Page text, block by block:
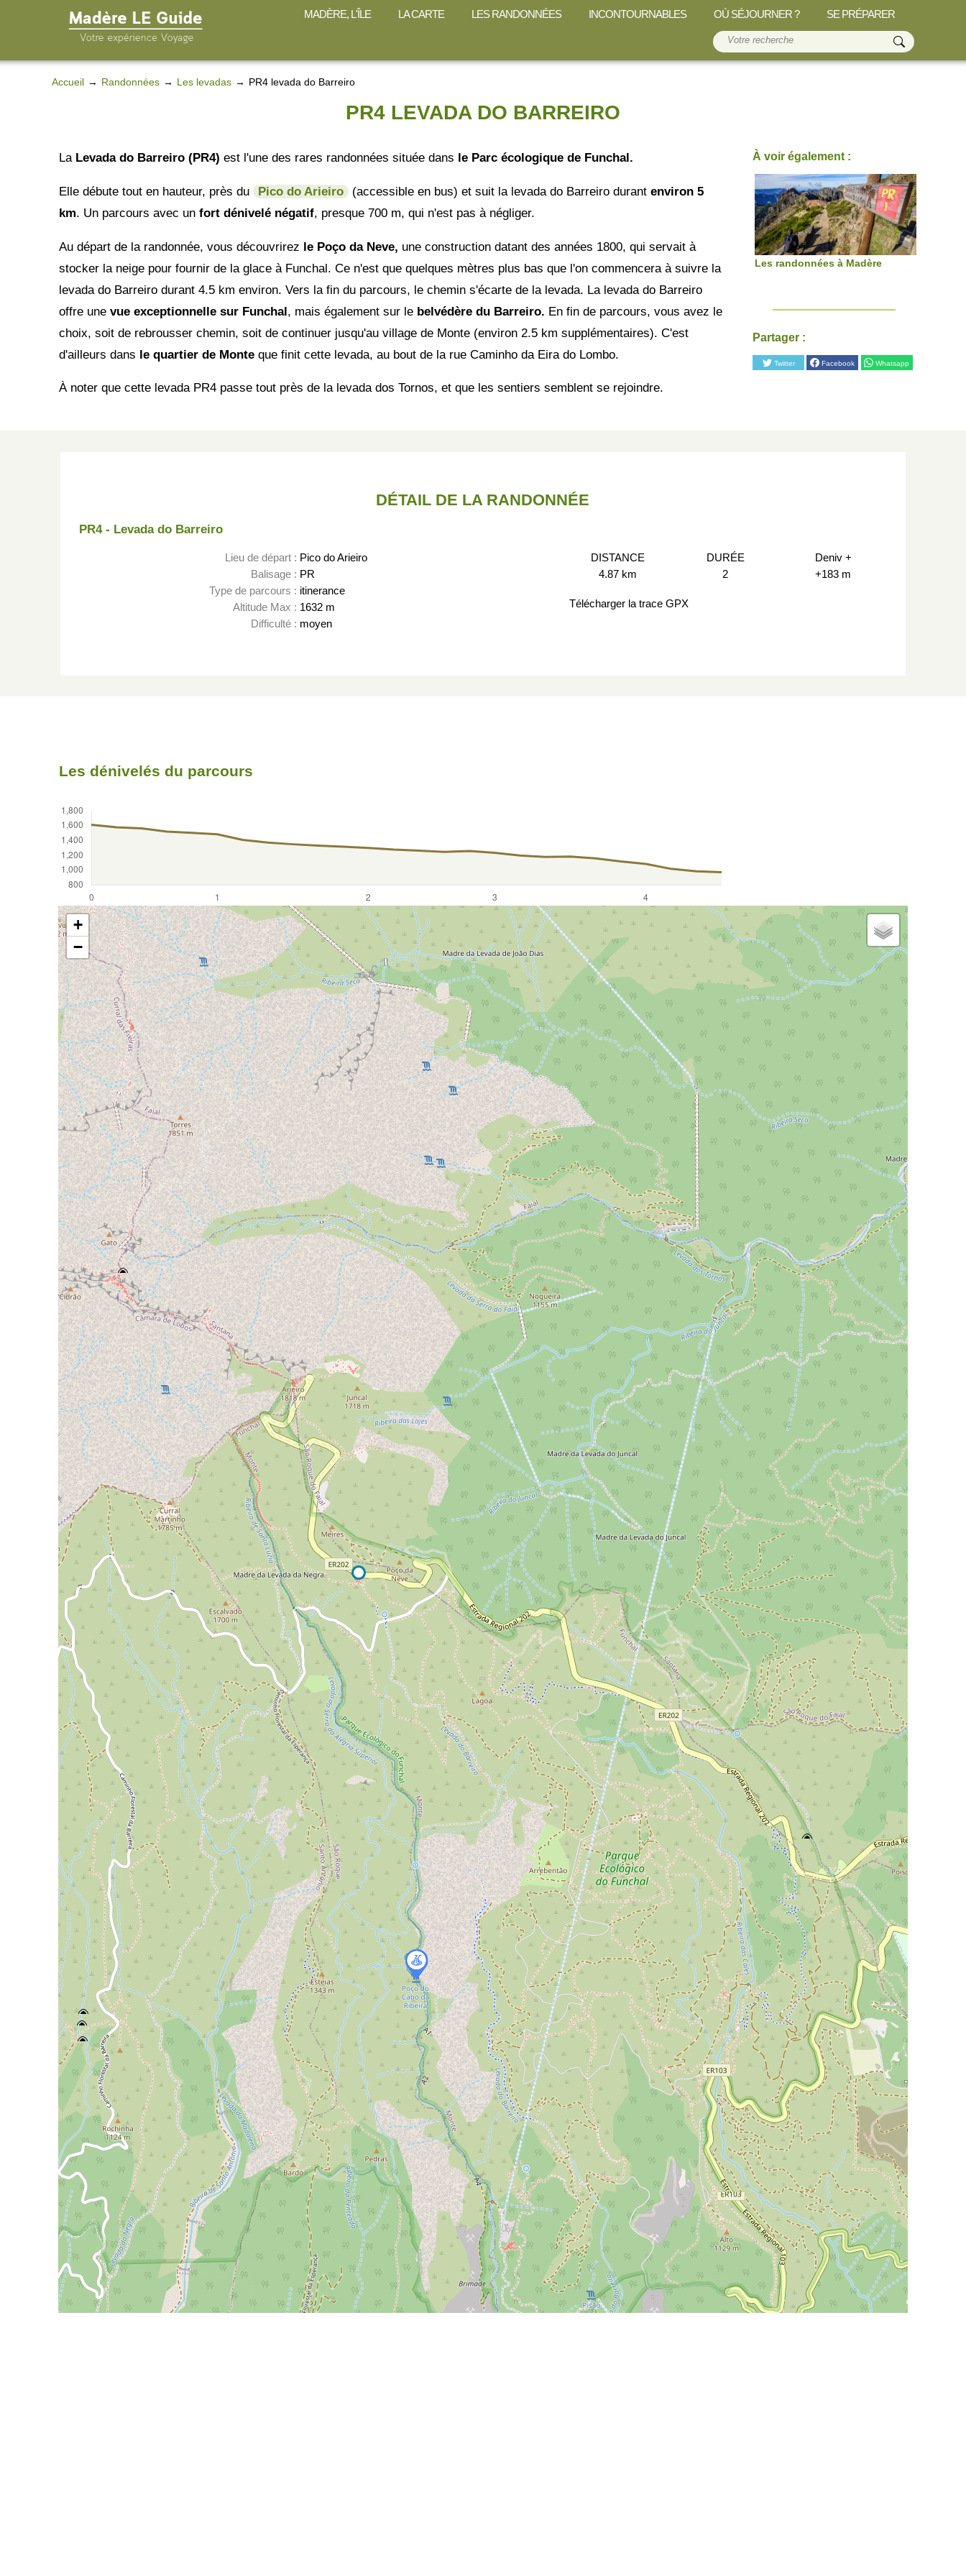
MADÈRE, L'ÎLE LA CARTE LES RANDONNÉES INCONTOURNABLES OÙ SÉJOURNER ? SE PRÉPARER
Accueil Randonnées Les levadas PR4 levada do Barreiro
PR4 LEVADA DO BARREIRO
La Levada do Barreiro (PR4) est l'une des rares randonnées située dans le Parc écologique de Funchal.
Elle débute tout en hauteur, près du Pico do Arieiro (accessible en bus) et suit la levada do Barreiro durant environ 5
km. Un parcours avec un fort dénivelé négatif, presque 700 m, qui n'est pas à négliger.
Au départ de la randonnée, vous découvrirez le Poço da Neve, une construction datant des années 1800, qui servait à
stocker la neige pour fournir de la glace à Funchal. Ce n'est que quelques mètres plus bas que l'on commencera à suivre la
levada do Barreiro durant 4.5 km environ. Vers la fin du parcours, le chemin s'écarte de la levada. La levada do Barreiro
offre une vue exceptionnelle sur Funchal, mais également sur le belvédère du Barreiro. En fin de parcours, vous avez le
choix, soit de rebrousser chemin, soit de continuer jusqu'au village de Monte (environ 2.5 km supplémentaires). C'est
d'ailleurs dans le quartier de Monte que finit cette levada, au bout de la rue Caminho da Eira do Lombo.
À noter que cette levada PR4 passe tout près de la levada dos Tornos, et que les sentiers semblent se rejoindre.
DÉTAIL DE LA RANDONNÉE
PR4 - Levada do Barreiro
Lieu de départ : Pico do Arieiro
Balisage : PR
Type de parcours : itinerance
Altitude Max : 1632 m
Difficulté : moyen
DISTANCE
4.87 km
DURÉE
2
Deniv +
+183 m
Télécharger la trace GPX
Les dénivelés du parcours
À voir également :
Les randonnées à Madère
Partager :
Twitter Facebook Whatsapp
+
−